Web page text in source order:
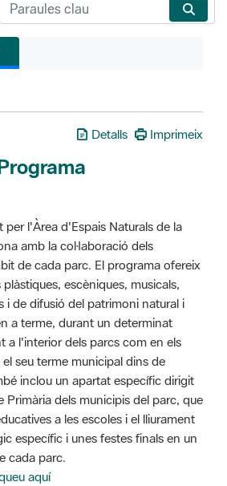
Detalls Imprimeix
l'Àrea d'Espais Naturals de la
amb la col·laboració dels
de cada parc. El programa ofereix
escèniques, musicals,
i de difusió del patrimoni natural i
a terme, durant un determinat
a l'interior dels parcs com en els
seu terme municipal dins de
inclou un apartat específic dirigit
Primària dels municipis del parc, que
a les escoles i el lliurament
específic i unes festes finals en un
cada parc.
aquí